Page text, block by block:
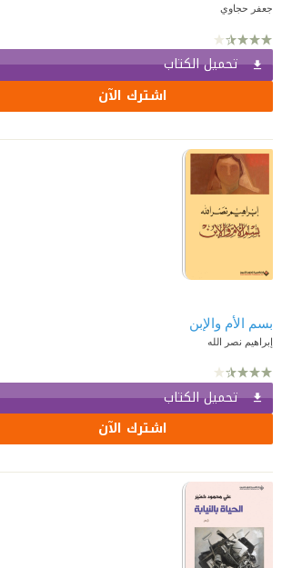
جعفر حجاوي
تحميل الكتاب
اشترك الآن
بسم الأم والإبن
إبراهيم نصر الله
تحميل الكتاب
اشترك الآن